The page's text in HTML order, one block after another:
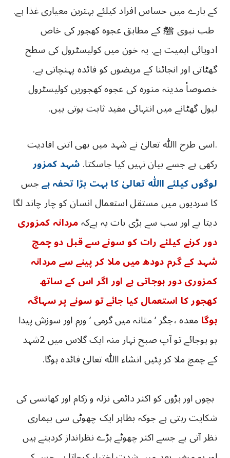
کے بارے میں حساس افراد کیلئے بہترین معیاری غذا ہے.
طب نبوی ﷺ کے مطابق عجوہ کھجور کی خاص
ادویائی اہمیت ہے. یہ خون میں کولیسٹرول کی سطح
گھٹاتی اور انجائنا کے مریضوں کو فائدہ پہنچاتی ہے.
خصوصاً مدینہ منورہ کی عجوہ کھجوریں کولیسٹرول
لیول گھٹانے میں انتہائی مفید ثابت ہوتی ہیں.
.اسی طرح اﷲ تعالیٰ نے شہد میں بھی اتنی افادیت
رکھی ہے جسے بیان نہیں کیا جاسکتا.شہد کمزور
لوگوں کیلئے اﷲ تعالیٰ کا بہت بڑا تحفہ ہےجس
کا سردیوں میں مستقل استعمال انسان کو چار چاند لگا
دیتا ہے اور سب سے بڑی بات یہ ہےکہمردانہ کمزوری
دور کرنے کیلئے رات کو سونے سے قبل دو چمچ
شہد کے گرم دودھ میں ملا کر پینے سے مردانہ
کمزوری دور ہوجاتی ہے اور اگر اس کے ساتھ
کھجور کا استعمال کیا جائے تو سونے پر سہاگہ
ہوگا معدہ ،جگر ‘ مثانہ میں گرمی ‘ ورم اور سوزش پیدا
ہو ہوجائے تو آپ صبح نہار منہ ایک گلاس میں 2شہد
کے چمچ ملا کر پئیں انشاء اﷲ تعالیٰ فائدہ ہوگا.
بچوں اور بڑوں کو اکثر دائمی نزلہ و زکام اور کھانسی کی
شکایت رہتی ہے جوکہ بظاہر ایک چھوٹی سی بیماری
نظر آتی ہے جسے اکثر چھوٹے بڑے نظرانداز کردیتے ہیں